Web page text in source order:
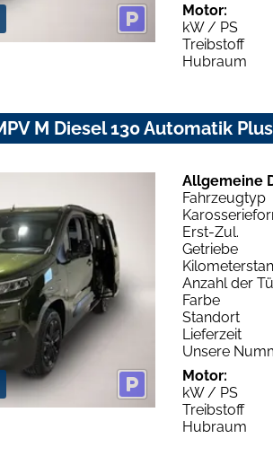
Motor:
kW / PS
Treibstoff
Hubraum
M Diesel 130 Automatik Plus
Allgemeine
Fahrzeugtyp
Erst-Zul.
Getriebe
Anzahl der
Farbe
Standort
Lieferzeit
Unsere
Motor:
kW / PS
Treibstoff
Hubraum